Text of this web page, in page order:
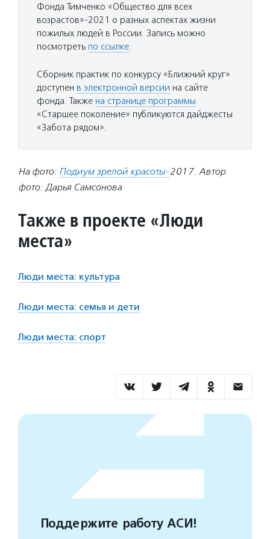
Фонда Тимченко «Общество для всех
возрастов»-2021 о разных аспектах жизни
пожилых людей в России. Запись можно
посмотреть по ссылке.
Сборник практик по конкурсу «Ближний круг»
доступен в электронной версии на сайте
фонда. Также на странице программы
«Старшее поколение» публикуются дайджесты
«Забота рядом».
На фото: Подиум зрелой красоты-2017. Автор
фото: Дарья Самсонова
Также в проекте «Люди
места»
Люди места: культура
Люди места: семья и дети
Люди места: спорт
Поддержите работу АСИ!